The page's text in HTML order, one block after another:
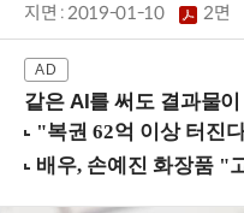
지면 :2019-01-10 2면
같은 AI를 써도 결과물이